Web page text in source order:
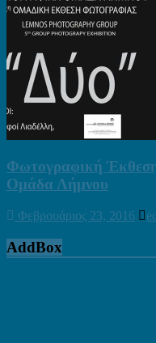
Φωτογραφική
Ομάδα Λήμνου
Φεβρουάριος 23, 2016
AddBox